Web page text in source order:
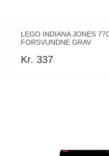
LEGO INDIANA JONES
FORSVUNDNE GRAV
Kr. 337